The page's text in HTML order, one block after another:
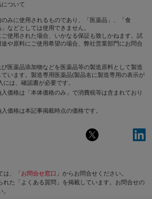
ついて
みに使用されるものであり、「医薬品」、「食
などとしては使用できません。
使用された場合、いかなる保証も致しかねます。試
や原料にご使用希望の場合、弊社営業部門にお問合
医薬品添加物などを医薬品等の製造原料として製造
います。製造専用医薬品(製品名に製造専用の表示が
には、確認書が必要です。
価格は「本体価格のみ」で消費税等は含まれており
価格は本記事掲載時点の価格です。
は、「 お問合せ窓口 」からお問合せください。
れた「よくある質問」を掲載しています。お問合せの